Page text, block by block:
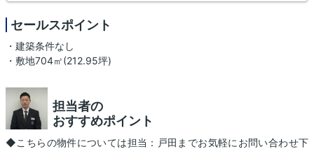
セールスポイント
・建築条件なし
・敷地704㎡(212.95坪)
担当者の
おすすめポイント
◆こちらの物件については担当：戸田までお気軽にお問い合わせ下